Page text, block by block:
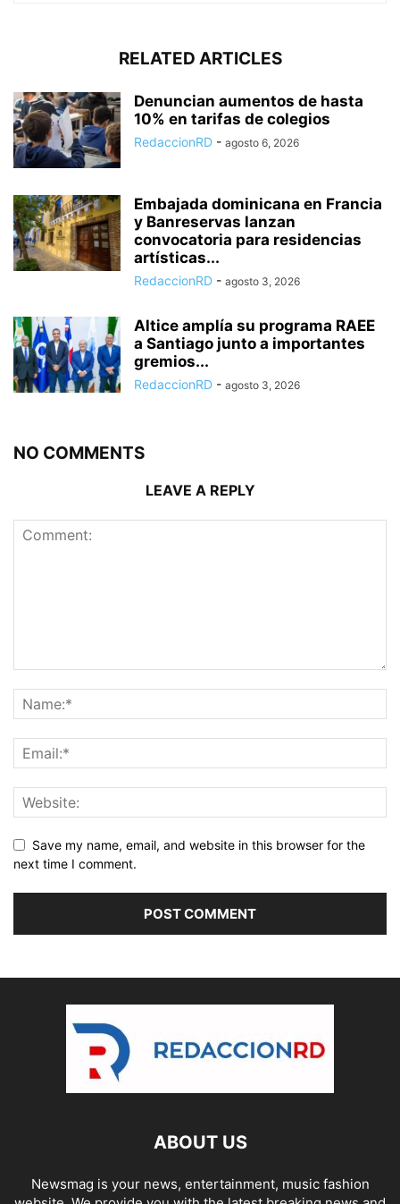
RELATED ARTICLES
Denuncian aumentos de hasta
10% en tarifas de colegios
RedaccionRD - agosto 6, 2026
Embajada dominicana en Francia
y Banreservas lanzan
convocatoria para residencias
artísticas...
RedaccionRD - agosto 3, 2026
Altice amplía su programa RAEE
a Santiago junto a importantes
gremios...
RedaccionRD - agosto 3, 2026
NO COMMENTS
LEAVE A REPLY
Save my name, email, and website in this browser for the
next time I comment.
ABOUT US
Newsmag is your news, entertainment, music fashion